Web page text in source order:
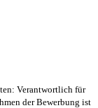
Verantwortlich für
der Bewerbung ist